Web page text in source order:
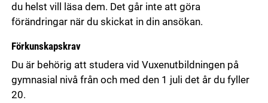
du helst vill läsa dem. Det går inte att göra
förändringar när du skickat in din ansökan.
Förkunskapskrav
Du är behörig att studera vid Vuxenutbildningen på
gymnasial nivå från och med den 1 juli det år du fyller
20.